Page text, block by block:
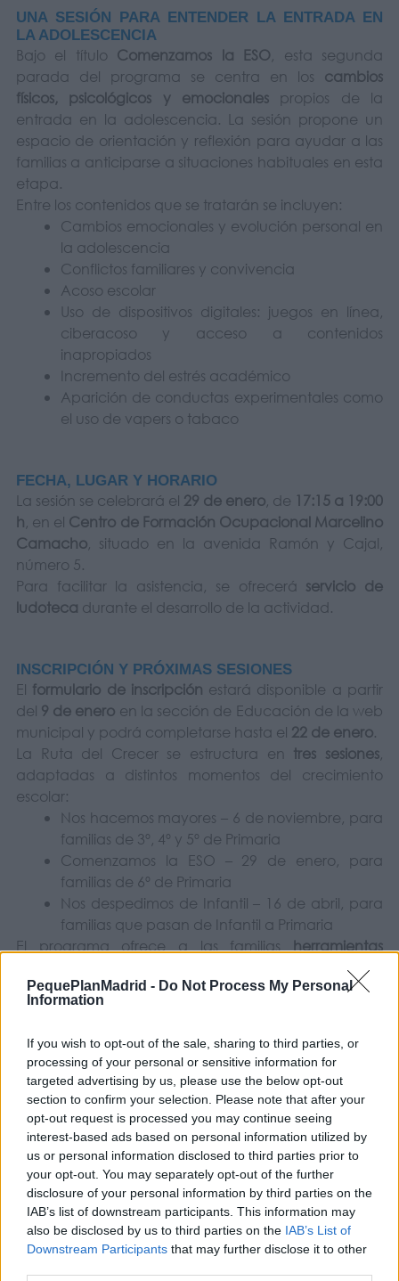
PequePlanMadrid - Do Not Process My Personal
Information
If you wish to opt-out of the sale, sharing to third parties, or
processing of your personal or sensitive information for
targeted advertising by us, please use the below opt-out
section to confirm your selection. Please note that after your
opt-out request is processed you may continue seeing
interest-based ads based on personal information utilized by
us or personal information disclosed to third parties prior to
your opt-out. You may separately opt-out of the further
disclosure of your personal information by third parties on the
IAB’s list of downstream participants. This information may
also be disclosed by us to third parties on the IAB’s List of
Downstream Participants that may further disclose it to other
UNA SESIÓN PARA ENTENDER LA ENTRADA EN
LA ADOLESCENCIA
Bajo el título Comenzamos la ESO , esta segunda
parada del programa se centra en los cambios
físicos, psicológicos y emocionales propios de la
entrada en la adolescencia. La sesión propone un
espacio de orientación y reflexión para ayudar a las
familias a anticiparse a situaciones habituales en esta
etapa.
Entre los contenidos que se tratarán se incluyen:
Cambios emocionales y evolución personal en
la adolescencia
Conflictos familiares y convivencia
Acoso escolar
Uso de dispositivos digitales: juegos en línea,
ciberacoso y acceso a contenidos
inapropiados
Incremento del estrés académico
Aparición de conductas experimentales como
el uso de vapers o tabaco
FECHA, LUGAR Y HORARIO
La sesión se celebrará el 29 de enero , de 17:15 a 19:00
h , en el Centro de Formación Ocupacional Marcelino
Camacho, situado en la avenida Ramón y Cajal,
número 5.
Para facilitar la asistencia, se ofrecerá servicio de
ludoteca durante el desarrollo de la actividad.
INSCRIPCIÓN Y PRÓXIMAS SESIONES
El formulario de inscripción estará disponible a partir
del 9 de enero en la sección de Educación de la web
municipal y podrá completarse hasta el 22 de enero.
La Ruta del Crecer se estructura en tres sesiones
adaptadas a distintos momentos del crecimiento
escolar:
Nos hacemos mayores – 6 de noviembre, para
familias de 3º, 4º y 5º de Primaria
Comenzamos la ESO – 29 de enero, para
familias de 6º de Primaria
Nos despedimos de Infantil – 16 de abril, para
familias que pasan de Infantil a Primaria
El programa ofrece a las familias herramientas
para afrontar los
retos cotidianos del crecimiento de sus hijos e hijas de
forma consciente y saludable.